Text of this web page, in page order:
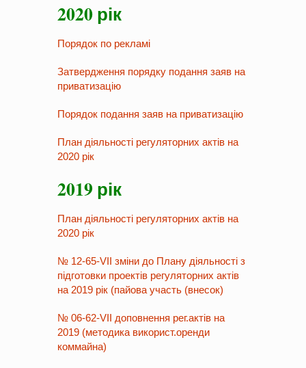
2020 рік
Порядок по рекламі
Затвердження порядку подання заяв на
приватизацію
Порядок подання заяв на приватизацію
План діяльності регуляторних актів на
2020 рік
2019 рік
План діяльності регуляторних актів на
2020 рік
№ 12-65-VII зміни до Плану діяльності з
підготовки проектів регуляторних актів
на 2019 рік (пайова участь (внесок)
№ 06-62-VII доповнення рег.актів на
2019 (методика використ.оренди
коммайна)